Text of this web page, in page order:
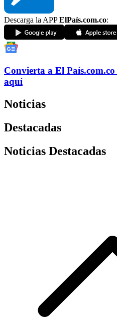
Descarga la APPElPaís.com.co:
Convierta a El País.com.co
aquí
Noticias
Destacadas
Noticias Destacadas